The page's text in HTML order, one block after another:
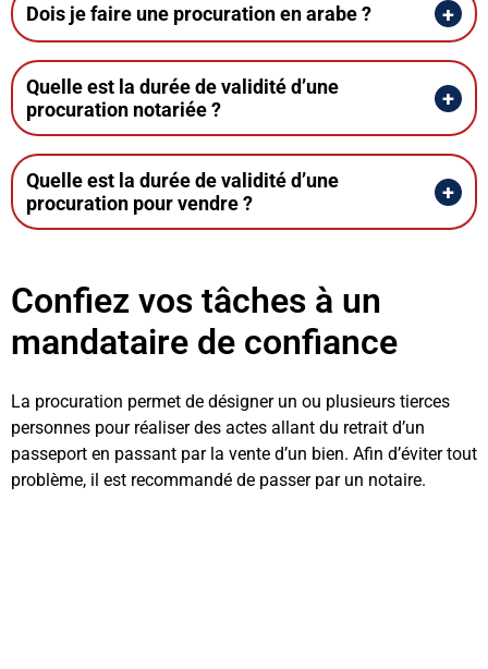
Dois je faire une procuration en arabe ?
Quelle est la durée de validité d’une
procuration notariée ?
Quelle est la durée de validité d’une
procuration pour vendre ?
Confiez vos tâches à un
mandataire de confiance
La procuration permet de désigner un ou plusieurs tierces
personnes pour réaliser des actes allant du retrait d’un
passeport en passant par la vente d’un bien. Afin d’éviter tout
problème, il est recommandé de passer par un notaire.